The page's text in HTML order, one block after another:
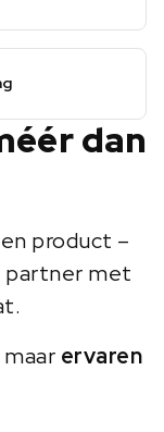
dan
product –
partner met
ervaren